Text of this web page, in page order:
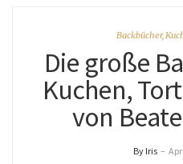
Backbücher,
Die große
Kuchen,
von
By Iris –